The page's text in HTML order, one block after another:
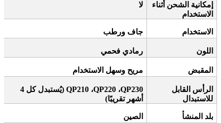
إمكانية الشحن أثناء
الاستخدام
لا
الاستخدام جاف ورطب
اللون رمادي فحمي
المقبض مريح وسهل الاستخدام
الرأس القابل
للاستبدال
QP210،QP220،QP230 (
يُستبدل كل 4
أشهر تقريبًا)
بلد المنشأ الصين